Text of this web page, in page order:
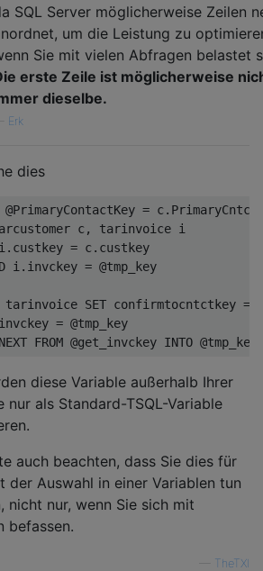
SQL Server möglicherweise Zeilen
um die Leistung zu
Sie mit vielen Abfragen belastet
erste Zeile ist möglicherweise
dieselbe.
Erk
dies
= c.custkey
i.invckey = @tmp_key
tarinvoice SET
NEXT FROM @get_invckey INTO
diese Variable außerhalb Ihrer
nur als Standard-TSQL-Variable
auch beachten, dass Sie dies für
der Auswahl in einer Variablen tun
nicht nur, wenn Sie sich mit
befassen.
TheTXI